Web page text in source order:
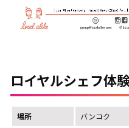
ロイヤルシェフ体
場所 バンコク